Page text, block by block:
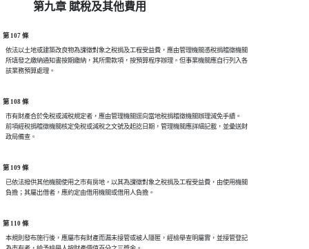
第九章 賦稅及其他費用
第 107 條
  依法以土地或建築改良物為課徵對象之稅捐及工程受益費，應由管理機關憑稅捐稽徵機關
  所填發之繳納通知書按期繳納，其所需款項，按預算程序辦理。但事業機關應自行列入各
第 108 條
  市有財產合於免稅或減稅規定者，應由管理機關逕向當地稅捐稽徵機關辦理減免手續。
  前項經稅捐稽徵機關核定免稅或減稅之文號及起訖日期，管理機關應詳細記載，並彙送財
第 109 條
  已依法撥供其他機關使用之市有房地，以其為課徵對象之稅捐及工程受益費，由使用機關
第 110 條
  本規則發布施行後，應屬市有財產而漏未接管或被人隱匿，經檢舉查明屬實，並接管登記